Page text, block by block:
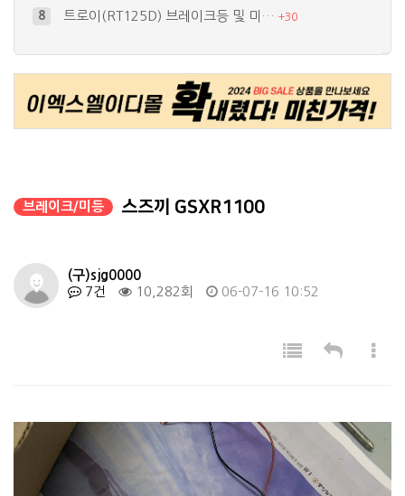
9 써지보호회로 자작+15
5 세상 하나뿐이 바이크? 가장 비싼 ^^…+ 19
6 큰맘먹고 데루등이랑 시그널 작업했어요~…+19
브레이크/미등 스즈끼 GSXR1100
(구)sjg0000
7건
10,282회 06-07-16 10:52